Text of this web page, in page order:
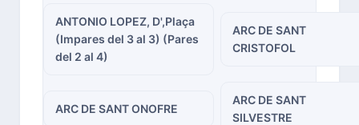
ANTONIO LOPEZ, D',Plaça
(Impares del 3 al 3) (Pares
del 2 al 4)
ARC DE SANT
CRISTOFOL
ARC DE SANT ONOFRE
ARC DE SANT
SILVESTRE